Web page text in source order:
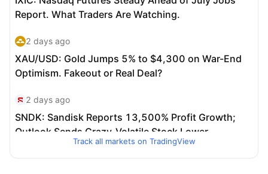
Track all markets on TradingView